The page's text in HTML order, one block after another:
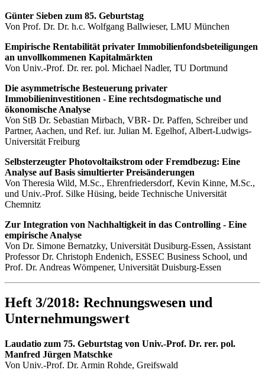
Günter Sieben zum 85. Geburtstag
Von Prof. Dr. Dr. h.c. Wolfgang Ballwieser, LMU München
Empirische Rentabilität privater Immobilienfondsbeteiligungen
an unvollkommenen Kapitalmärkten
Von Univ.-Prof. Dr. rer. pol. Michael Nadler, TU Dortmund
Die asymmetrische Besteuerung privater
Immobilieninvestitionen - Eine rechtsdogmatische und
ökonomische Analyse
Von StB Dr. Sebastian Mirbach, VBR- Dr. Paffen, Schreiber und
Partner, Aachen, und Ref. iur. Julian M. Egelhof, Albert-Ludwigs-
Universität Freiburg
Selbsterzeugter Photovoltaikstrom oder Fremdbezug: Eine
Analyse auf Basis simultierter Preisänderungen
Von Theresia Wild, M.Sc., Ehrenfriedersdorf, Kevin Kinne, M.Sc.,
und Univ.-Prof. Silke Hüsing, beide Technische Universität
Chemnitz
Zur Integration von Nachhaltigkeit in das Controlling - Eine
empirische Analyse
Von Dr. Simone Bernatzky, Universität Dusiburg-Essen, Assistant
Professor Dr. Christoph Endenich, ESSEC Business School, und
Prof. Dr. Andreas Wömpener, Universität Duisburg-Essen
Heft 3/2018: Rechnungswesen und
Unternehmungswert
Laudatio zum 75. Geburtstag von Univ.-Prof. Dr. rer. pol.
Manfred Jürgen Matschke
Von Univ.-Prof. Dr. Armin Rohde, Greifswald